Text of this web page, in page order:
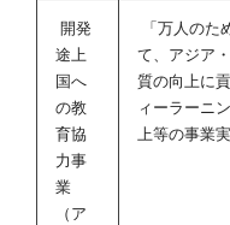
開発
途上
国へ
の教
育協
力事
業
（ア
「万人のた
て、アジア
質の向上に
ィーラーニ
上等の事業